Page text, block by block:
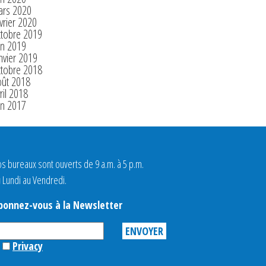
2020
2020
2019
2019
2019
2018
2018
2018
2017
bureaux sont ouverts de 9 a.m. à 5 p.m.
Lundi au Vendredi.
vous à la Newsletter
Privacy